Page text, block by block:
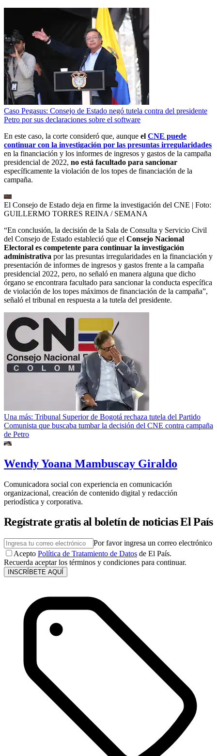
Caso Pegasus: Consejo de Estado negó tutela contra del presidente
Petro por sus declaraciones sobre el software
En este caso, la corte consideró que, aunque el CNE puede
continuar con la investigación por las presuntas irregularidades
en la financiación y los informes de ingresos y gastos de la campaña
presidencial de 2022, no está facultado para sancionar
específicamente la violación de los topes de financiación de la
campaña.
El Consejo de Estado deja en firme la investigación del CNE | Foto:
GUILLERMO TORRES REINA / SEMANA
“En conclusión, la decisión de la Sala de Consulta y Servicio Civil
del Consejo de Estado estableció que el Consejo Nacional
Electoral es competente para continuar la investigación
administrativa por las presuntas irregularidades en la financiación y
presentación de informes de ingresos y gastos frente a la campaña
presidencial 2022, pero, no señaló en manera alguna que dicho
órgano se encontrara facultado para sancionar la conducta específica
de violación de los topes máximos de financiación de la campaña”,
señaló el tribunal en respuesta a la tutela del presidente.
Una más: Tribunal Superior de Bogotá rechaza tutela del Partido
Comunista que buscaba tumbar la decisión del CNE contra campaña
de Petro
Wendy Yoana Mambuscay Giraldo
Comunicadora social con experiencia en comunicación
organizacional, creación de contenido digital y redacción
periodística y corporativa.
Regístrate gratis al boletín de noticias El País
Por favor ingresa un correo electrónico
Acepto Política de Tratamiento de Datos de El País.
Recuerda aceptar los términos y condiciones para continuar.
INSCRÍBETE AQUÍ